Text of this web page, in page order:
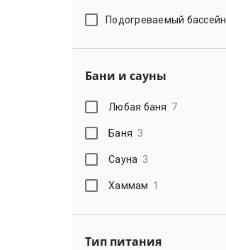
Подогреваемый бассейн
Бани и сауны
Любая баня 7
Баня 3
Сауна 3
Хаммам 1
Тип питания